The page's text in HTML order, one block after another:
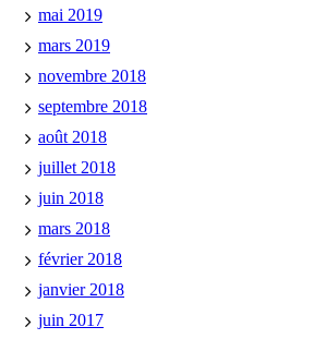
mai 2019
mars 2019
novembre 2018
septembre 2018
août 2018
juillet 2018
juin 2018
mars 2018
février 2018
janvier 2018
juin 2017